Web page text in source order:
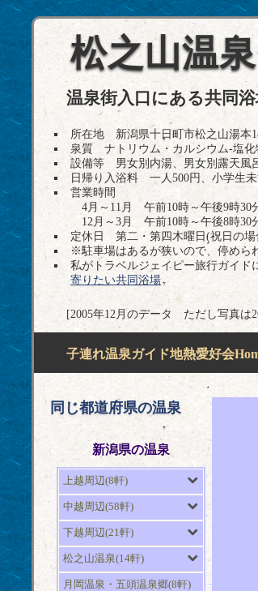
松之山温
温泉街入口にある共同
所在地 新潟県十日町市松之山湯本
泉質 ナトリウム・カルシウム-塩化
設備等 男女別内湯、男女別露天風
日帰り入浴料 一人500円、小学生
営業時間
4月～11月 午前10時～午後9時30
12月～3月 午前10時～午後8時30
定休日 第二・第四木曜日(祝日の場
※駐車場はあるが狭いので、停めら
私がトラベルジェイピー旅行ガイ
寄りたい共同浴場
[2005年12月のデータ ただし写真は
子連れ温泉ガイド地熱愛好会
同じ都道府県の温泉